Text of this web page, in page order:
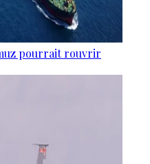
pourrait rouvrir